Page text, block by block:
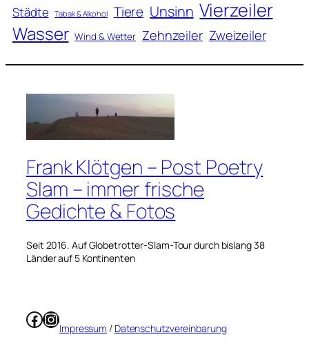
Städte Tabak & Alkohol Tiere Unsinn Vierzeiler
Wasser Wind & Wetter Zehnzeiler Zweizeiler
Frank Klötgen – Post Poetry
Slam – immer frische
Gedichte & Fotos
Seit 2016. Auf Globetrotter-Slam-Tour durch bislang 38
Länder auf 5 Kontinenten
Facebook
Instagram
Impressum / Datenschutzvereinbarung